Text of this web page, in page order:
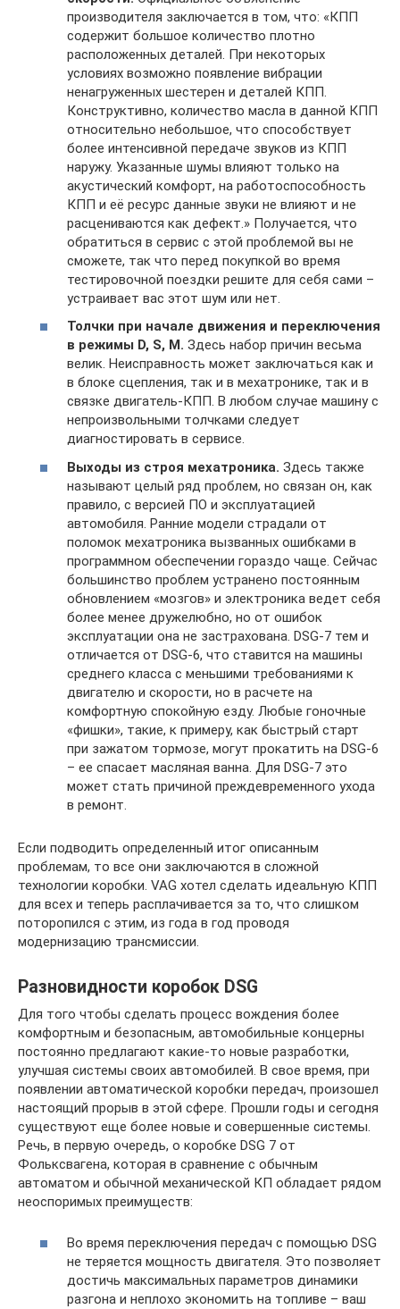
производителя заключается в том, что: «КПП
содержит большое количество плотно
расположенных деталей. При некоторых
условиях возможно появление вибрации
ненагруженных шестерен и деталей КПП.
Конструктивно, количество масла в данной КПП
относительно небольшое, что способствует
более интенсивной передаче звуков из КПП
наружу. Указанные шумы влияют только на
акустический комфорт, на работоспособность
КПП и её ресурс данные звуки не влияют и не
расцениваются как дефект.» Получается, что
обратиться в сервис с этой проблемой вы не
сможете, так что перед покупкой во время
тестировочной поездки решите для себя сами –
устраивает вас этот шум или нет.
Толчки при начале движения и переключения
в режимы D, S, M. Здесь набор причин весьма
велик. Неисправность может заключаться как и
в блоке сцепления, так и в мехатронике, так и в
связке двигатель-КПП. В любом случае машину с
непроизвольными толчками следует
диагностировать в сервисе.
Выходы из строя мехатроника. Здесь также
называют целый ряд проблем, но связан он, как
правило, с версией ПО и эксплуатацией
автомобиля. Ранние модели страдали от
поломок мехатроника вызванных ошибками в
программном обеспечении гораздо чаще. Сейчас
большинство проблем устранено постоянным
обновлением «мозгов» и электроника ведет себя
более менее дружелюбно, но от ошибок
эксплуатации она не застрахована. DSG-7 тем и
отличается от DSG-6, что ставится на машины
среднего класса с меньшими требованиями к
двигателю и скорости, но в расчете на
комфортную спокойную езду. Любые гоночные
«фишки», такие, к примеру, как быстрый старт
при зажатом тормозе, могут прокатить на DSG-6
– ее спасает масляная ванна. Для DSG-7 это
может стать причиной преждевременного ухода
в ремонт.
Если подводить определенный итог описанным
проблемам, то все они заключаются в сложной
технологии коробки. VAG хотел сделать идеальную КПП
для всех и теперь расплачивается за то, что слишком
поторопился с этим, из года в год проводя
модернизацию трансмиссии.
Разновидности коробок DSG
Для того чтобы сделать процесс вождения более
комфортным и безопасным, автомобильные концерны
постоянно предлагают какие-то новые разработки,
улучшая системы своих автомобилей. В свое время, при
появлении автоматической коробки передач, произошел
настоящий прорыв в этой сфере. Прошли годы и сегодня
существуют еще более новые и совершенные системы.
Речь, в первую очередь, о коробке DSG 7 от
Фольксвагена, которая в сравнение с обычным
автоматом и обычной механической КП обладает рядом
неоспоримых преимуществ:
Во время переключения передач с помощью DSG
не теряется мощность двигателя. Это позволяет
достичь максимальных параметров динамики
разгона и неплохо экономить на топливе – ваш